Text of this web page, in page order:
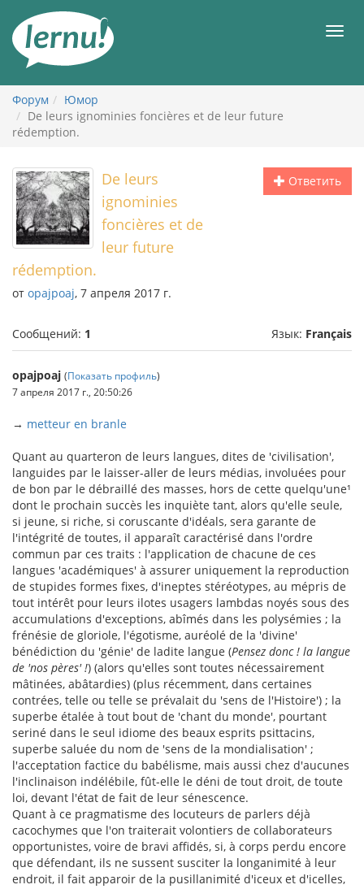
содержанию
Форум
Юмор
De leurs ignominies foncières et de leur future
rédemption.
Ответить
De leurs
ignominies
foncières et de
leur future
rédemption.
от opajpoaj, 7 апреля 2017 г.
Сообщений: 1 Язык: Français
opajpoaj (Показать профиль)
7 апреля 2017 г., 20:50:26
→ metteur en branle
Quant au quarteron de leurs langues, dites de 'civilisation',
languides par le laisser-aller de leurs médias, involuées pour
de bon par le débraillé des masses, hors de cette quelqu'une¹
dont le prochain succès les inquiète tant, alors qu'elle seule,
si jeune, si riche, si coruscante d'idéals, sera garante de
l'intégrité de toutes, il apparaît caractérisé dans l'ordre
commun par ces traits : l'application de chacune de ces
langues 'académiques' à assurer uniquement la reproduction
de stupides formes fixes, d'ineptes stéréotypes, au mépris de
tout intérêt pour leurs ilotes usagers lambdas noyés sous des
accumulations d'exceptions, abîmés dans les polysémies ; la
frénésie de gloriole, l'égotisme, auréolé de la 'divine'
bénédiction du 'génie' de ladite langue (Pensez donc ! la langue
de 'nos pères' !) (alors qu'elles sont toutes nécessairement
mâtinées, abâtardies) (plus récemment, dans certaines
contrées, telle ou telle se prévalait du 'sens de l'Histoire') ; la
superbe étalée à tout bout de 'chant du monde', pourtant
seriné dans le seul idiome des beaux esprits psittacins,
superbe saluée du nom de 'sens de la mondialisation' ;
l'acceptation factice du babélisme, mais aussi chez d'aucunes
l'inclinaison indélébile, fût-elle le déni de tout droit, de toute
loi, devant l'état de fait de leur sénescence.
Quant à ce pragmatisme des locuteurs de parlers déjà
cacochymes que l'on traiterait volontiers de collaborateurs
opportunistes, voire de bravi affidés, si, à corps perdu encore
que défendant, ils ne sussent susciter la longanimité à leur
endroit, il fait apparoir de la pusillanimité d'iceux et d'icelles,